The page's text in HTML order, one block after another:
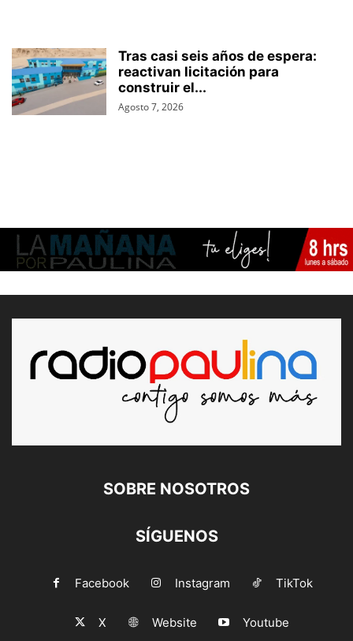
Tras casi seis años de espera:
reactivan licitación para
construir el...
Agosto 7, 2026
SOBRE NOSOTROS
SÍGUENOS
Facebook Instagram TikTok
X Website Youtube